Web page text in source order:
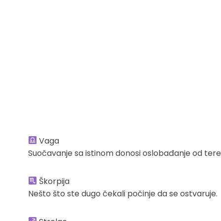
Vaga
Suočavanje sa istinom donosi oslobađanje od
Škorpija
Nešto što ste dugo čekali počinje da se ostvaruje.